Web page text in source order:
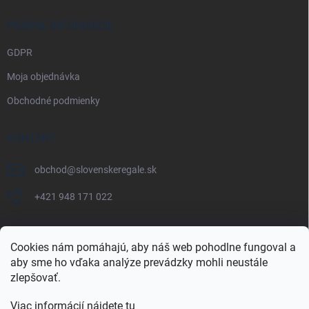
Cookies nám pomáhajú, aby náš web pohodlne fungoval a
aby sme ho vďaka analýze prevádzky mohli neustále
zlepšovať.
Viac informácií nájdete tu
PRÁVNE INFORMÁCIE
GDPR
Moja objednávka
Obchodné podmienky
KONTAKT
obchod@slovenskeregale.sk
+421 948 171 022
Najnakup.sk Heureka.sk Pricemania.sk